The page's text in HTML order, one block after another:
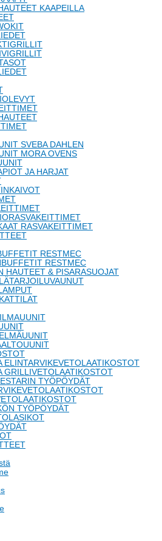
KAAPEILLA
SVEBA DAHLEN
MORA OVENS
JA HARJAT
RASVAKEITTIMET
RESTMEC
RESTMEC
HAUTEET & PISARASUOJAT
ELINTARVIKEVETOLAATIKOSTOT
GRILLIVETOLAATIKOSTOT
TYÖPÖYDÄT
TYÖPÖYDÄT